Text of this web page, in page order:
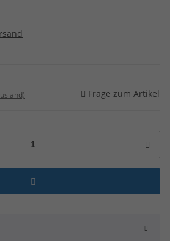
Frage zum Artikel